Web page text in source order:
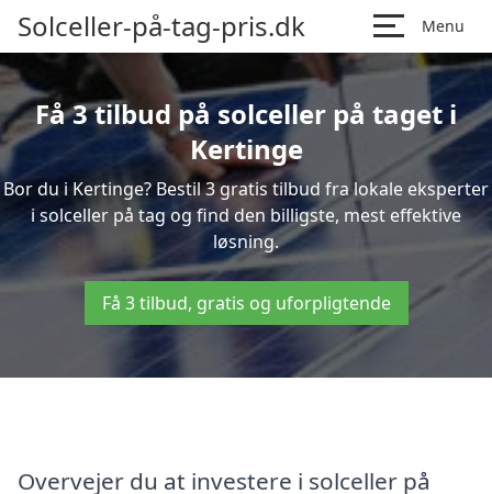
Solceller-på-tag-pris.dk Menu
Få 3 tilbud på solceller på taget i
Kertinge
Bor du i Kertinge? Bestil 3 gratis tilbud fra lokale eksperter
i solceller på tag og find den billigste, mest effektive
løsning.
Få 3 tilbud, gratis og uforpligtende
Overvejer du at investere i solceller på